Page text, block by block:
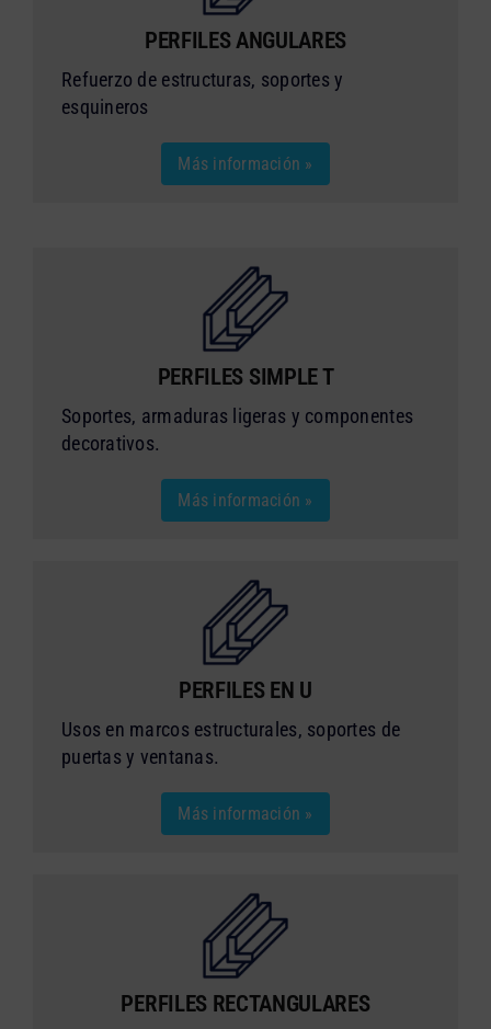
PERFILES ANGULARES
Refuerzo de estructuras, soportes y
esquineros
Más información »
PERFILES SIMPLE T
Soportes, armaduras ligeras y componentes
decorativos.
Más información »
PERFILES EN U
Usos en marcos estructurales, soportes de
puertas y ventanas.
Más información »
PERFILES RECTANGULARES